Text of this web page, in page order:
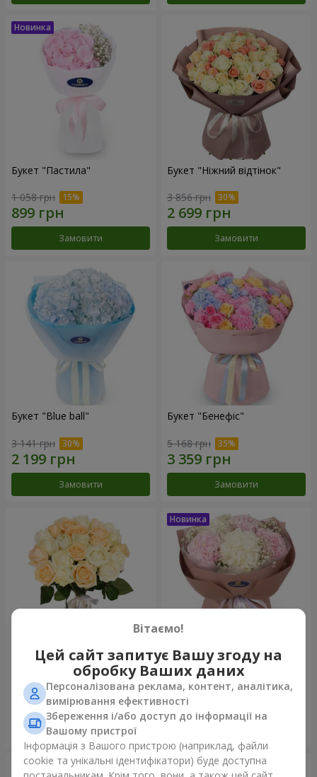
Букет "Пастила"
1 058 грн
Замовити
Букет "Ніжний відтінок"
3 856 грн
Замовити
Букет "Blue ball"
3 141 грн
Замовити
Букет "Бенефіс"
5 168 грн
Замовити
Мікс "Ніжність" із 21
1 621 грн
Замовити
Букет "Щирість"
3 145 грн
Вітаємо!
Цей сайт запитує Вашу згоду на
обробку Ваших даних
Персоналізована реклама, контент, аналітика,
вимірювання ефективності
Збереження і/або доступ до інформації на
Вашому пристрої
Інформація з Вашого пристрою (наприклад, файли
cookie та унікальні ідентифікатори) буде доступна